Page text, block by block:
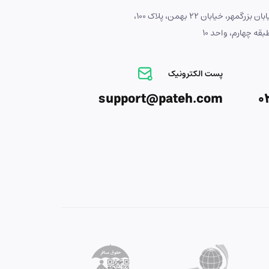
آدرس : اصفهان، خیابان بزرگمهر، خیابان 22 بهمن، پلاک 100،
چهارم، واحد 10
پست الکترونیک
support@pateh.com